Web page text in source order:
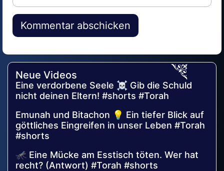
Alternative:
Neue Videos
Eine verdorbene Seele ☠️ Gib die Schuld
nicht deinen Eltern! #shorts #Torah
Emunah und Bitachon 💡 Ein tiefer Blick auf
göttliches Eingreifen in unser Leben #Torah
#shorts
🦟 Eine Mücke am Esstisch töten. Wer hat
recht? (Antwort) #Torah #shorts